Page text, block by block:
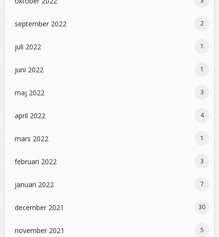
september 2022 2
juli 2022 1
juni 2022 1
maj 2022 3
april 2022 4
mars 2022 1
februari 2022 3
januari 2022 7
december 2021 30
november 2021 5